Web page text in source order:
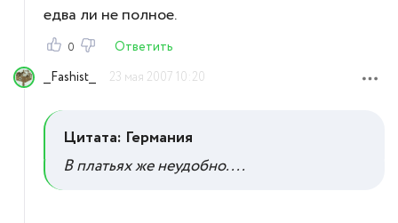
едва ли не полное.
0
Ответить
__Fashist__
23 мая 2007 10:20
Цитата: Германия
В платьях же неудобно....